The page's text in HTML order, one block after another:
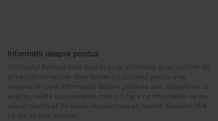
Informații despre produs
Conținutul furnizat este doar în scop informativ și nu provine de
la vânzătorul actual. Deși facem tot posibilul pentru a ne
asigura că toate informațiile despre produse sunt actualizate și
exacte, există circumstanțe care pot face ca informațiile de pe
site-ul nostru să fie listate incorect sau să devină depășite fără
ca noi să știm imediat.